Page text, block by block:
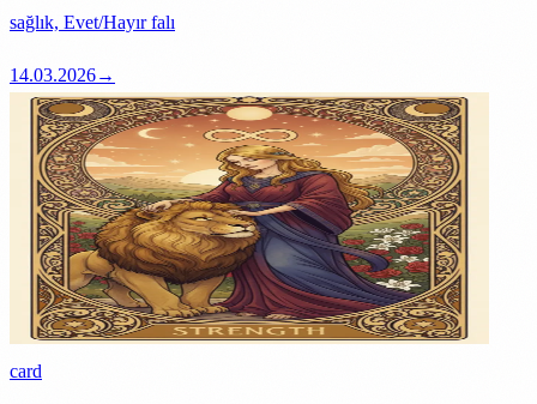
sağlık, Evet/Hayır falı
14.03.2026→
card